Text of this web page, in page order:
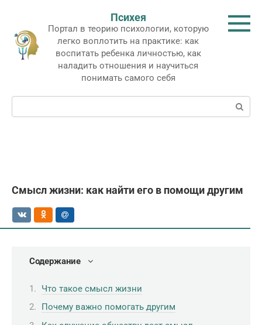
контенту
Психея
Портал в теорию психологии, которую
легко воплотить на практике: как
воспитать ребенка личностью, как
наладить отношения и научиться
понимать самого себя
Поиск:
Смысл жизни: как найти его в помощи другим
Содержание
Что такое смысл жизни
Почему важно помогать другим